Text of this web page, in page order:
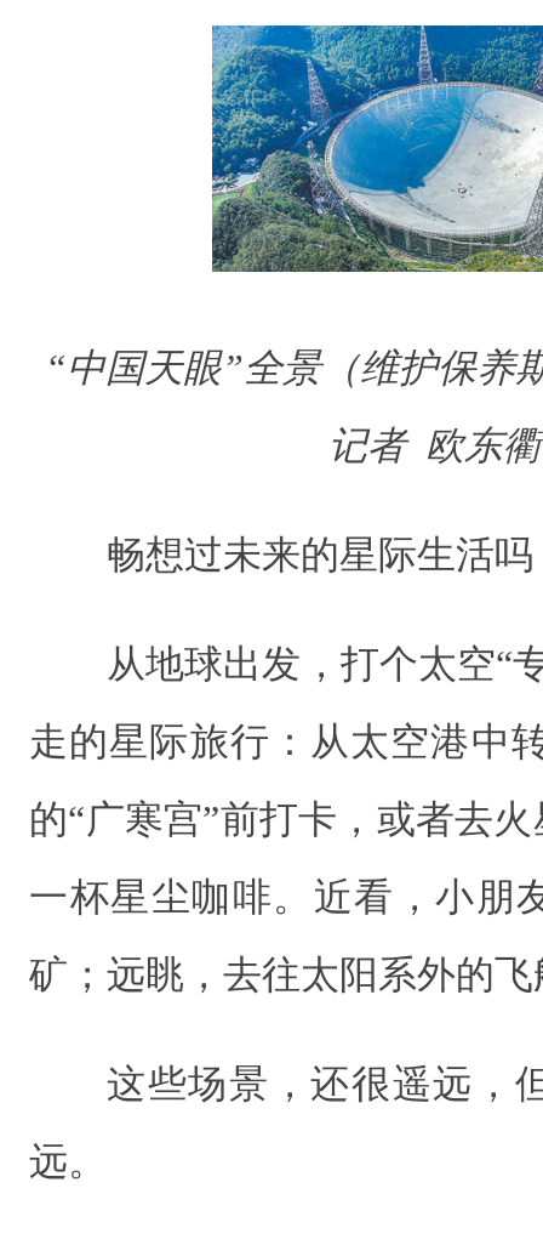
“中国天眼”全景（维护保养
记者 欧东
畅想过未来的星际生活吗
从地球出发，打个太空“
走的星际旅行：从太空港中
的“广寒宫”前打卡，或者去
一杯星尘咖啡。近看，小朋
矿；远眺，去往太阳系外的
这些场景，还很遥远，
远。